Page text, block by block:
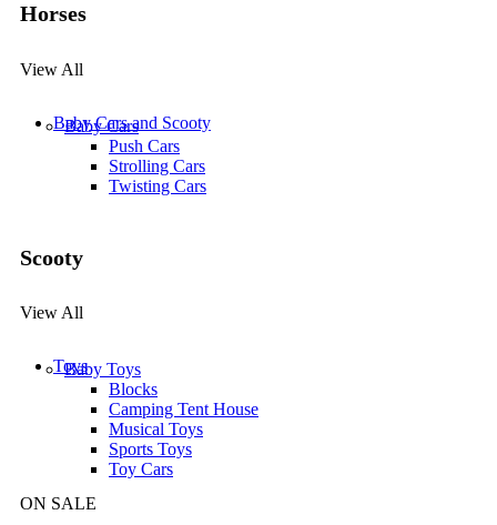
Horses
View All
Baby Cars and Scooty
Baby Cars
Push Cars
Strolling Cars
Twisting Cars
Scooty
View All
Toys
Baby Toys
Blocks
Camping Tent House
Musical Toys
Sports Toys
Toy Cars
ON SALE